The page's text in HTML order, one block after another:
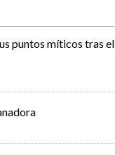
puntos míticos tras el